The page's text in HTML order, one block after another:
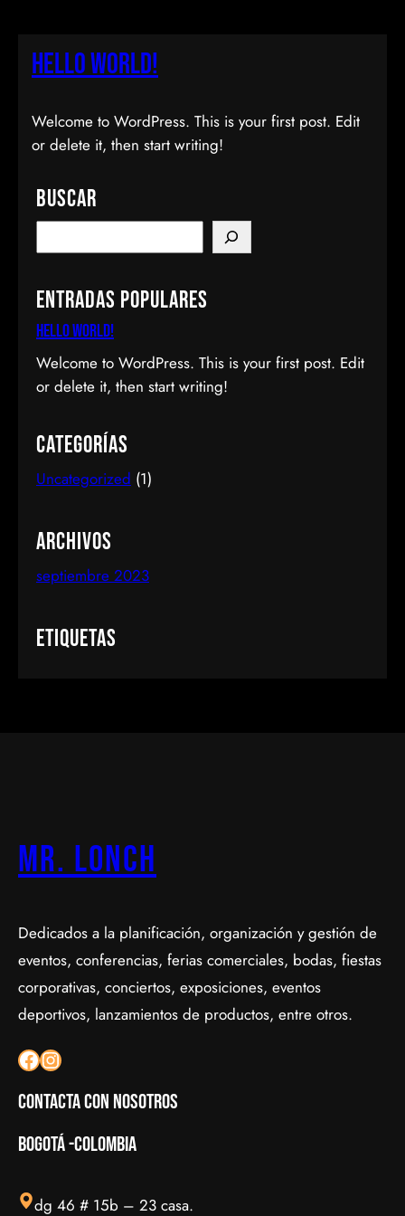
Hello world!
Welcome to WordPress. This is your first post. Edit
or delete it, then start writing!
Buscar
e
r
c
Entradas populares
Hello world!
Welcome to WordPress. This is your first post. Edit
or delete it, then start writing!
Categorías
Uncategorized (1)
Archivos
septiembre 2023
Etiquetas
Mr. Lonch
Dedicados a la planificación, organización y gestión de
eventos, conferencias, ferias comerciales, bodas, fiestas
corporativas, conciertos, exposiciones, eventos
deportivos, lanzamientos de productos, entre otros.
Facebook Instagram
Contacta con nosotros
Bogotá -colombia
dg 46 # 15b – 23 casa.